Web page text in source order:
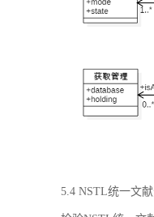
5.4 NSTL统一文